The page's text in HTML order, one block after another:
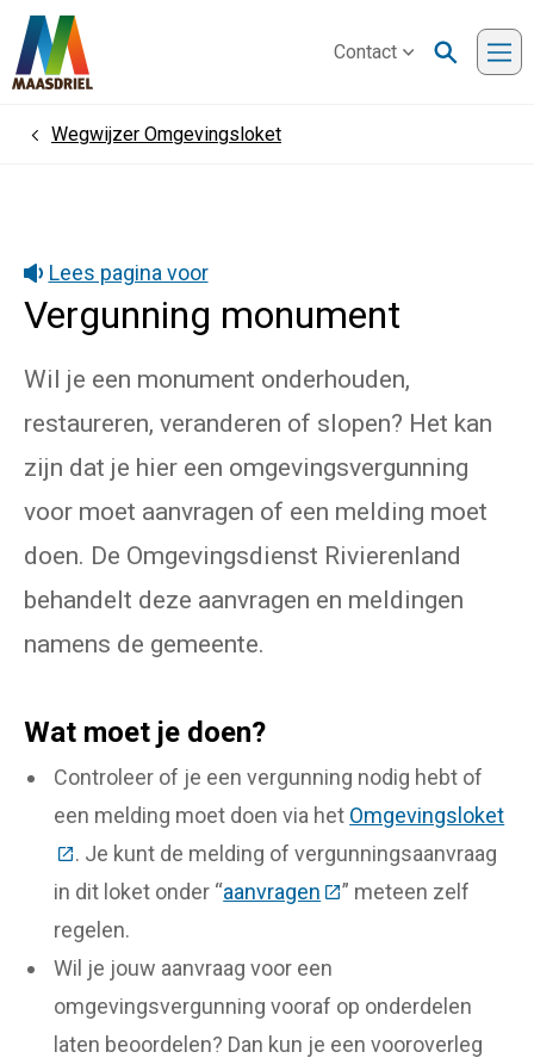
Contact
HomeWegwijzer Omgevingsloket
Lees pagina voor
Vergunning monument
Wil je een monument onderhouden,
restaureren, veranderen of slopen? Het kan
zijn dat je hier een omgevingsvergunning
voor moet aanvragen of een melding moet
doen. De Omgevingsdienst Rivierenland
behandelt deze aanvragen en meldingen
namens de gemeente.
Wat moet je doen?
Controleer of je een vergunning nodig hebt of
een melding moet doen via het Omgevingsloket
(Deze link gaat naar een externe website)
. Je kunt de melding of vergunningsaanvraag
in dit loket onder “aanvragen (Deze link gaat naar
” meteen zelf
regelen.
Wil je jouw aanvraag voor een
omgevingsvergunning vooraf op onderdelen
laten beoordelen? Dan kun je een vooroverleg